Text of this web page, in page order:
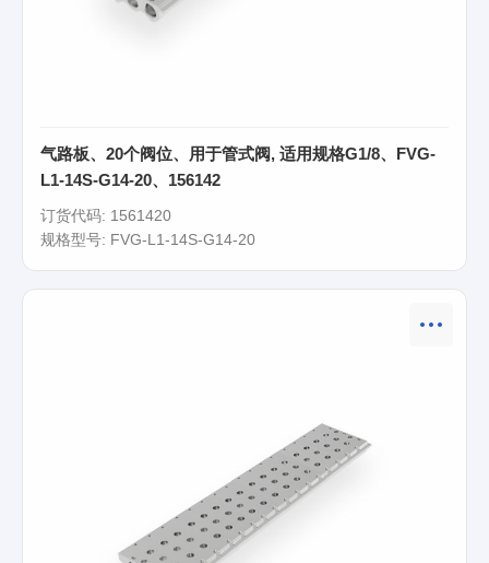
气路板、20个阀位、用于管式阀, 适用规格G1/8、FVG-
L1-14S-G14-20、156142
订货代码: 1561420
规格型号: FVG-L1-14S-G14-20